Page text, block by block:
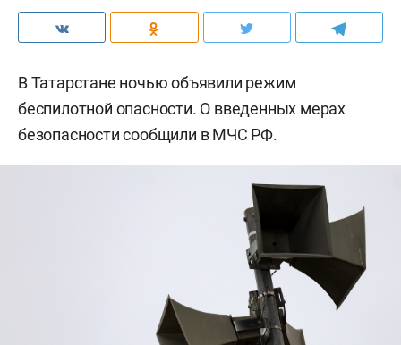
В Татарстане ночью объявили режим
беспилотной опасности. О введенных мерах
безопасности сообщили в МЧС РФ.